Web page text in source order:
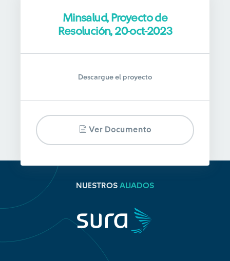
Minsalud, Proyecto de
Resolución, 20-oct-2023
Descargue el proyecto
Ver Documento
NUESTROS ALIADOS